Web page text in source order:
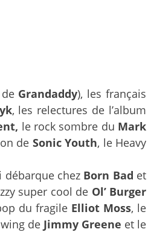
Grandaddy), les français
, les relectures de l’album
le rock sombre du Mark
de Sonic Youth, le Heavy
chez Born Bad et
super cool de Ol’ Burger
du fragile Elliot Moss, le
de Jimmy Greene et le